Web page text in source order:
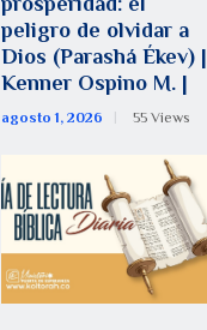
peligro de olvidar a
Dios (Parashá Ékev) |
Kenner Ospino M. |
agosto 1, 2026 55 Views